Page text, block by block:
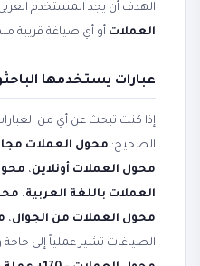
الهدف أن يجد المستخدم
العملات أو أي صياغة قريبة
عبارات يستخدمها
إذا كنت تبحث عن أي من
الصحيح: محول العملات
محول العملات أونلاين،
العملات باللغة العربية،
محول العملات من الجوال،
الصياغات تشير عملياً إلى حاجة